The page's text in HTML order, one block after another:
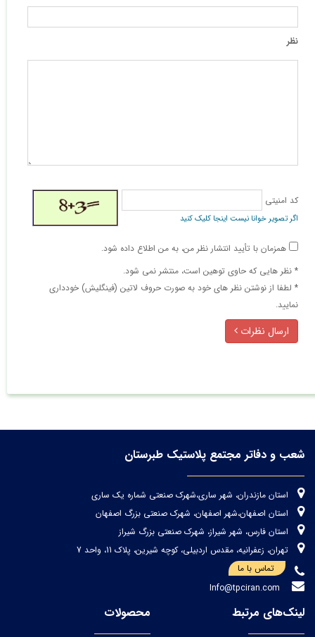
نظر
کد امنیتی
اگر تصویر خوانا نیست اینجا کلیک کنید
همزمان با تأیید انتشار نظر من، به من اطلاع داده شود.
* نظر هایی كه حاوی توهین است، منتشر نمی شود.
* لطفا از نوشتن نظر های خود به صورت حروف لاتین (فینگلیش) خودداری
نمایید.
ارسال نظرات
شعب و دفاتر مجتمع پلاستیک طبرستان
استان مازندران، شهر ساری،شهرک صنعتی شماره یک ساری
استان اصفهان،شهر اصفهان، شهرک صنعتی بزرگ اصفهان
استان فارس، شهر شیراز، شهرک صنعتی بزرگ شیراز
تهران، زعفرانیه، مقدس اردبیلی، کوچه شیرین، پلاک 11، واحد 7
تماس با ما
لینک‌های مرتبط محصولات